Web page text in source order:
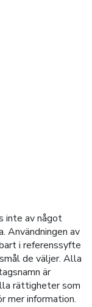
inte av något
Användningen av
i referenssyfte
de väljer. Alla
är
rättigheter som
mer information.